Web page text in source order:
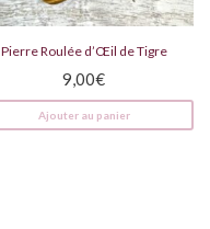
Pierre Roulée d’Œil de Tigre
9,00€
Ajouter au panier